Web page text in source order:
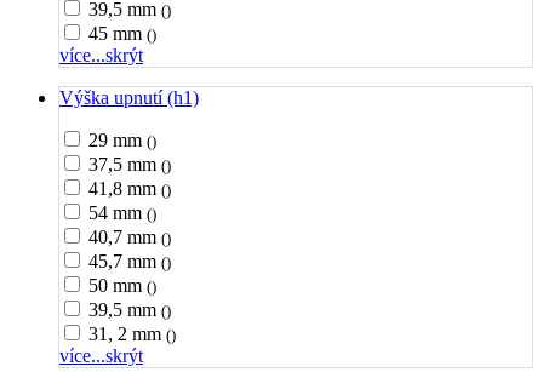
39,5 mm ()
45 mm ()
více...skrýt
Výška upnutí (h1)
29 mm ()
37,5 mm ()
41,8 mm ()
54 mm ()
40,7 mm ()
45,7 mm ()
50 mm ()
39,5 mm ()
31, 2 mm ()
více...skrýt